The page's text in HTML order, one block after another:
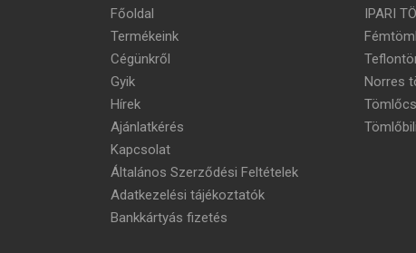
Főoldal
Termékeink
Cégünkről
Gyik
Hírek
Ajánlatkérés
Kapcsolat
Általános Szerződési Feltételek
Adatkezelési tájékoztatók
Bankkártyás fizetés
IPARI
Norres